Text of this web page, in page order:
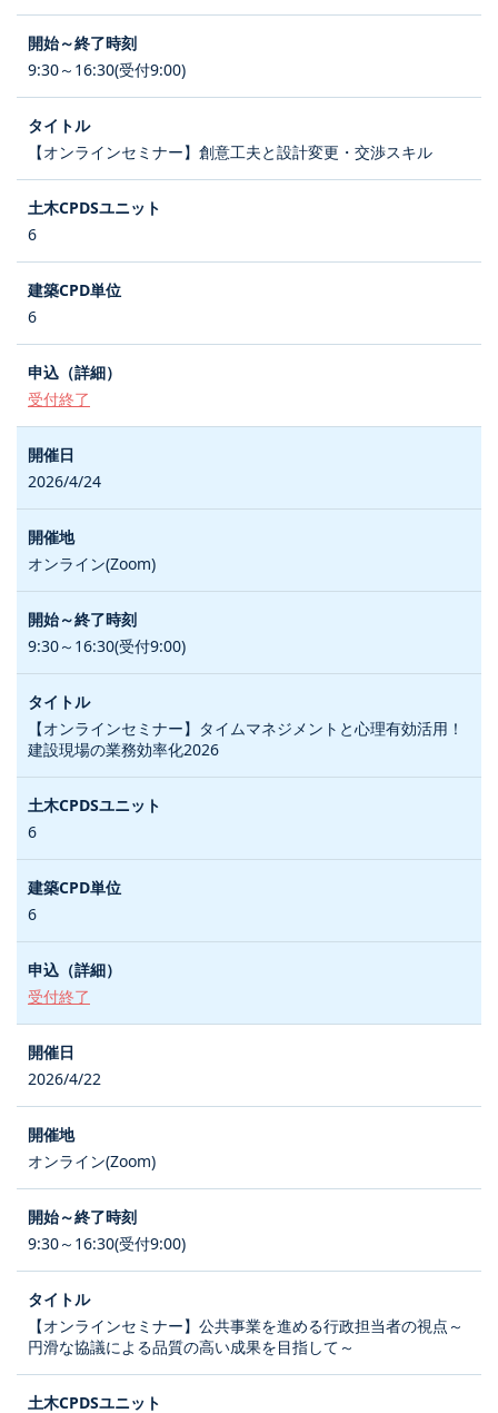
9:30～16:30(受付9:00)
【オンラインセミナー】創意工夫と設計変更・交渉スキル
6
6
受付終了
2026/4/24
オンライン(Zoom)
9:30～16:30(受付9:00)
【オンラインセミナー】タイムマネジメントと心理有効活用！
建設現場の業務効率化2026
6
6
受付終了
2026/4/22
オンライン(Zoom)
9:30～16:30(受付9:00)
【オンラインセミナー】公共事業を進める行政担当者の視点～
円滑な協議による品質の高い成果を目指して～